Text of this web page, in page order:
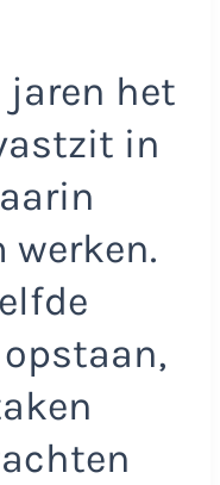
het
in